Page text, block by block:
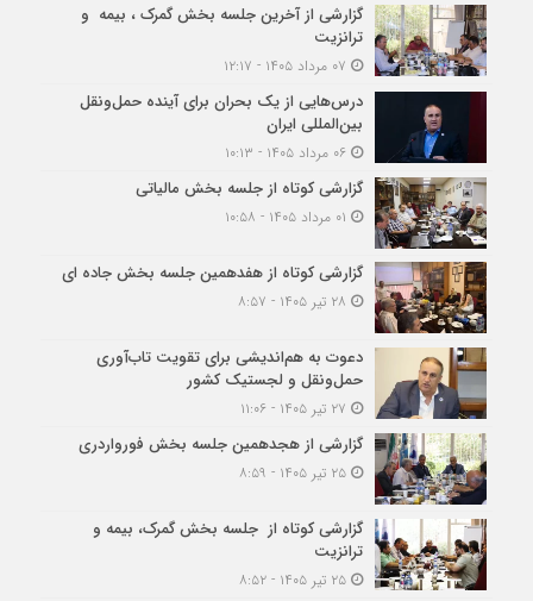
گزارشی از آخرین جلسه بخش گمرک ، بیمه و
ترانزیت
درس‌هایی از یک بحران برای آینده حمل‌ونقل
بین‌المللی ایران
گزارشی کوتاه از جلسه بخش مالیاتی
گزارشی کوتاه از هفدهمین جلسه بخش جاده ای
دعوت به هم‌اندیشی برای تقویت تاب‌آوری
حمل‌ونقل و لجستیک کشور
گزارشی از هجدهمین جلسه بخش فورواردری
۲۵ تیر ۱۴۰۵ - ۸:۵۹
گزارشی کوتاه از جلسه بخش گمرک، بیمه و
ترانزیت
۲۵ تیر ۱۴۰۵ - ۸:۵۲